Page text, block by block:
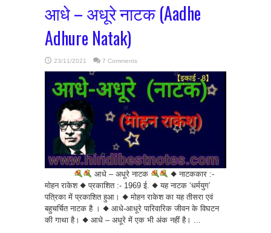
आधे – अधूरे नाटक (Aadhe
Adhure Natak)
23/11/2021 7 Comments
आधे – अधूरे नाटक
◆ नाटककार :-
मोहन राकेश ◆ प्रकाशित :- 1969 ई. ◆ यह नाटक ‘धर्मयुग’
पत्रिका में प्रकाशित हुआ। ◆ मोहन राकेश का यह तीसरा एवं
बहुचर्चित नाटक है । ◆ आधे-आधूरे पारिवारिक जीवन के विघटन
की गाथा है। ◆ आधे – अधूरे में एक भी अंक नहीं है। ...